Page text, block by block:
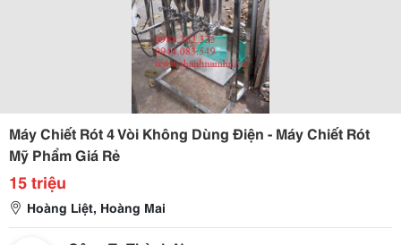
Máy Chiết Rót 4 Vòi Không Dùng Điện - Máy Chiết Rót
Mỹ Phẩm Giá Rẻ
15 triệu
Hoàng Liệt, Hoàng Mai